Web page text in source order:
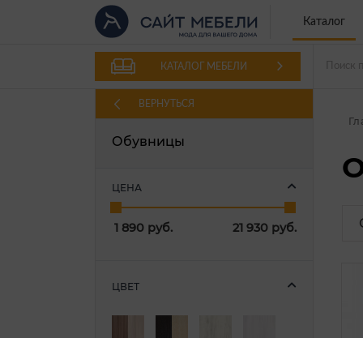
Каталог
КАТАЛОГ МЕБЕЛИ
ВЕРНУТЬСЯ
Обувницы
ЦЕНА
1 890 руб. 21 930 руб.
ЦВЕТ